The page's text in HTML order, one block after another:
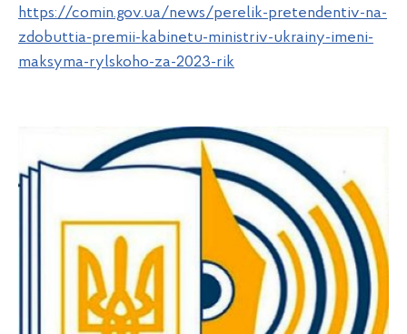
https://comin.gov.ua/news/perelik-pretendentiv-na-
zdobuttia-premii-kabinetu-ministriv-ukrainy-imeni-
maksyma-rylskoho-za-2023-rik